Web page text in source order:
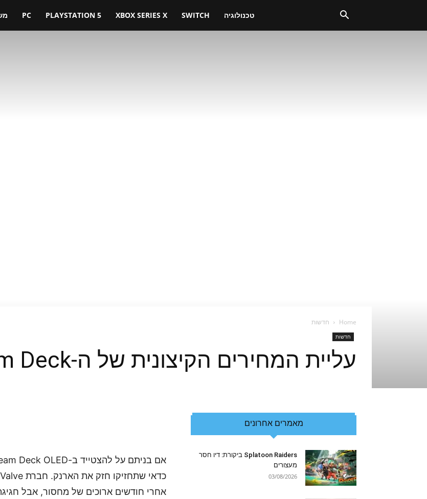
PC PLAYSTATION 5 XBOX SERIES X SWITCH טכנולוגיה
Home חדשות
חדשות
עליית המחירים הקיצונית של ה-Steam Deck
אחרי חודשים ארוכים של מחסור, אבל
מאמרים אחרונים
Splatoon Raiders ביקורת: דיו חסר
מעצורים
03/08/2026